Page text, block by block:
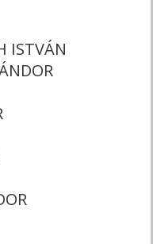
ISTVÁN